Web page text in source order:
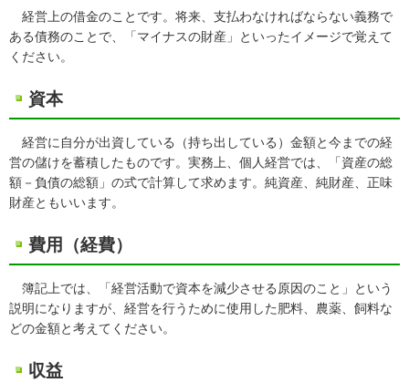
経営上の借金のことです。将来、支払わなければならない義務で
ある債務のことで、「マイナスの財産」といったイメージで覚えて
ください。
資本
経営に自分が出資している（持ち出している）金額と今までの経
営の儲けを蓄積したものです。実務上、個人経営では、「資産の総
額－負債の総額」の式で計算して求めます。純資産、純財産、正味
財産ともいいます。
費用（経費）
簿記上では、「経営活動で資本を減少させる原因のこと」という
説明になりますが、経営を行うために使用した肥料、農薬、飼料な
どの金額と考えてください。
収益